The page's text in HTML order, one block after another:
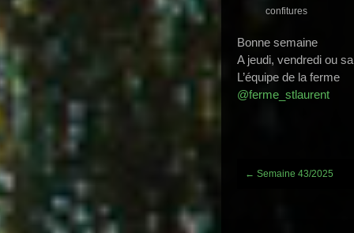
confitures
Bonne semaine
A jeudi, vendredi ou
L’équipe de la ferme
@ferme_stlaurent
Post
← Semaine 43/2025